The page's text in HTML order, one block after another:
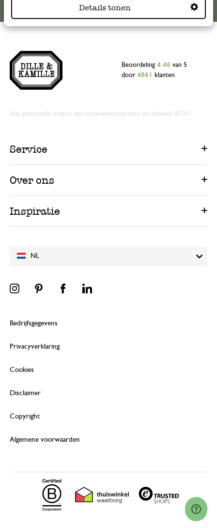
Details tonen
NL
Beoordeling 4.46 van 5
door 4061 klanten
Alle genoemde prijzen zijn consumentenprijzen en inclusief BTW.
Service
Over ons
Inspiratie
Bedrijfsgegevens
Privacyverklaring
Cookies
Disclaimer
Copyright
Algemene voorwaarden